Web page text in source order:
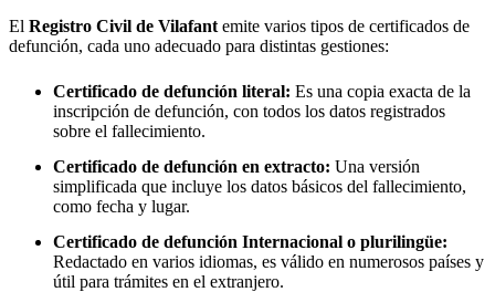
El Registro Civil de Vilafant emite varios tipos de certificados de
defunción, cada uno adecuado para distintas gestiones:
Certificado de defunción literal: Es una copia exacta de la
inscripción de defunción, con todos los datos registrados
sobre el fallecimiento.
Certificado de defunción en extracto: Una versión
simplificada que incluye los datos básicos del fallecimiento,
como fecha y lugar.
Certificado de defunción Internacional o plurilingüe:
Redactado en varios idiomas, es válido en numerosos países y
útil para trámites en el extranjero.